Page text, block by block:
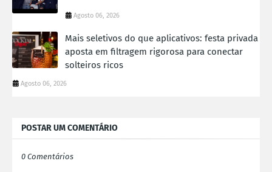
Agosto 06, 2026
Mais seletivos do que aplicativos: festa privada
aposta em filtragem rigorosa para conectar
solteiros ricos
Agosto 06, 2026
POSTAR UM COMENTÁRIO
0 Comentários